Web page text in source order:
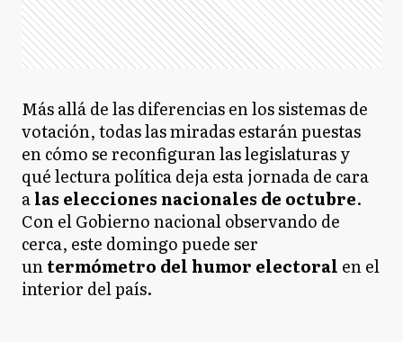
Más allá de las diferencias en los sistemas de
votación, todas las miradas estarán puestas
en cómo se reconfiguran las legislaturas y
qué lectura política deja esta jornada de cara
alas elecciones nacionales de octubre.
Con el Gobierno nacional observando de
cerca, este domingo puede ser
untermómetro del humor electoral en el
interior del país.